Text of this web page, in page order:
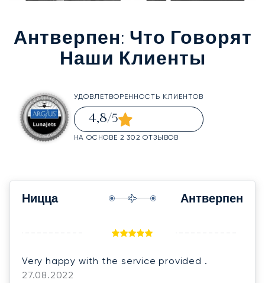
Антверпен: Что Говорят
Наши Клиенты
УДОВЛЕТВОРЕННОСТЬ КЛИЕНТОВ
4,8/5
НА ОСНОВЕ 2 302 ОТЗЫВОВ
Ницца Антверпен
Very happy with the service provided .
27.08.2022